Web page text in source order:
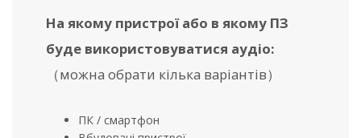
На якому пристрої або в якому ПЗ
буде використовуватися аудіо:
（можна обрати кілька варіантів）
ПК / смартфон